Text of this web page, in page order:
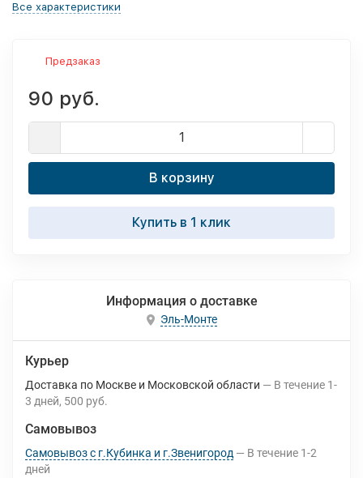
Все характеристики
Предзаказ
90 руб.
В корзину
Купить в 1 клик
Информация о доставке
Эль-Монте
Курьер
Доставка по Москве и Московской области В течение 1-
3 дней 500 руб.
Самовывоз
Самовывоз с г.Кубинка и г.Звенигород В течение 1-2
дней